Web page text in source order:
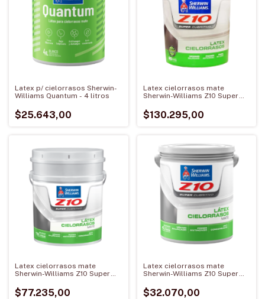
Latex p/ cielorrasos Sherwin-
Williams Quantum - 4 litros
$25.643,00
Latex cielorrasos mate
Sherwin-Williams Z10 Super
$130.295,00
Latex cielorrasos mate
Sherwin-Williams Z10 Super
$77.235,00
Latex cielorrasos mate
Sherwin-Williams Z10 Super
$32.070,00